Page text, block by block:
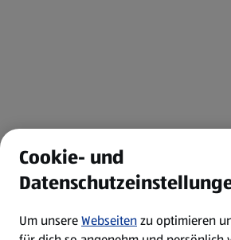
Cookie- und
Um unsereWebseitenzu optimieren